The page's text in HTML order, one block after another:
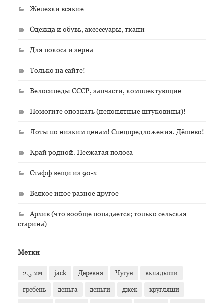
Железки всякие
Одежда и обувь, аксессуары, ткани
Для покоса и зерна
Только на сайте!
Велосипеды СССР, запчасти, комплектующие
Помогите опознать (непонятные штуковины)!
Лоты по низким ценам! Спецпредложения. Дёшево!
Край родной. Несжатая полоса
Стафф вещи из 90-х
Всякое иное разное другое
Архив (что вообще попадается; только сельская
старина)
Метки
2.5 мм jack Деревня Чугун вкладыши
гребень деньга деньги джек кругляши